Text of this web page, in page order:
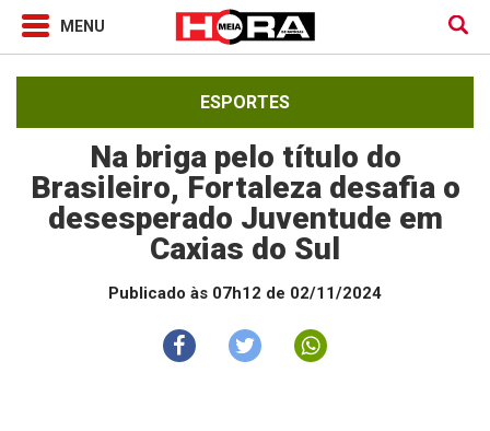
ESPORTES
Na briga pelo título do
Brasileiro, Fortaleza desafia o
desesperado Juventude em
Caxias do Sul
Publicado às 07h12 de 02/11/2024